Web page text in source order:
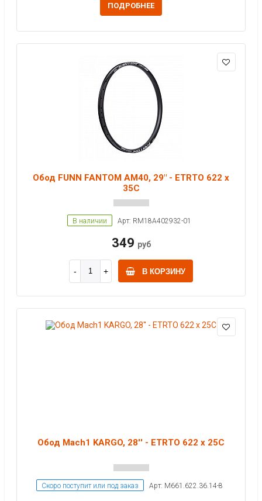
ПОДРОБНЕЕ
Обод FUNN FANTOM AM40, 29" - ETRTO 622 x
35C
В наличии Арт: RM18A402932-01
349 руб
В КОРЗИНУ
Обод Mach1 KARGO, 28'' - ETRTO 622 x 25C
Скоро поступит или под заказ Арт: M661.622.36.14-8